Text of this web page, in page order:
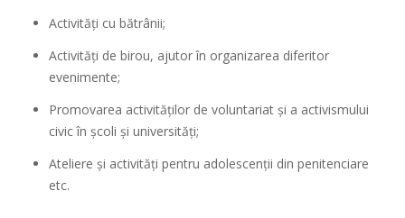
Activități cu bătrânii;
Activități de birou, ajutor în organizarea diferitor
evenimente;
Promovarea activităților de voluntariat și a activismului
civic în școli și universități;
Ateliere și activități pentru adolescenții din penitenciare
etc.